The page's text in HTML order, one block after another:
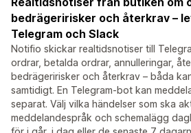
bedrägeririsker och återkrav –
Telegram och Slack
Notifio skickar realtidsnotiser till
ordrar, betalda ordrar, annulleringar,
bedrägeririsker och återkrav – båda
samtidigt. En Telegram-bot kan
separat. Välj vilka händelser som ska
meddelandespråk och schemalägg